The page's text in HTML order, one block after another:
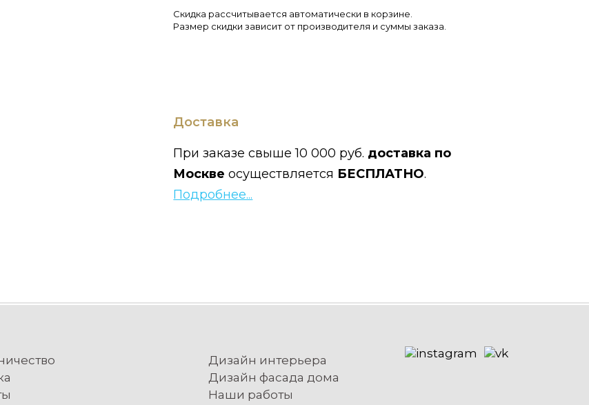
Скидка рассчитывается автоматически в корзине.
Размер скидки зависит от производителя и суммы заказа.
Доставка
При заказе свыше 10 000 руб. доставка по
Москве осуществляется БЕСПЛАТНО.
Подробнее...
Дизайн интерьера
Дизайн фасада дома
Наши работы